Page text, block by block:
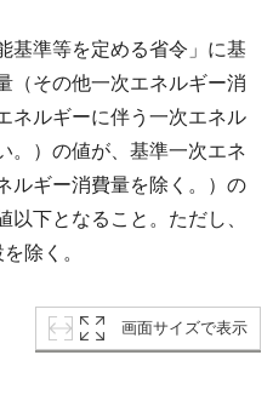
準等を定める省令」に基
（その他一次エネルギー消
ネルギーに伴う一次エネル
。）の値が、基準一次エネ
ルギー消費量を除く。）の
下となること。ただし、
除く。
画面サイズで表示